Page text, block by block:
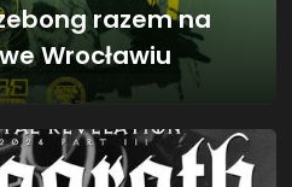
razem na
Wrocławiu